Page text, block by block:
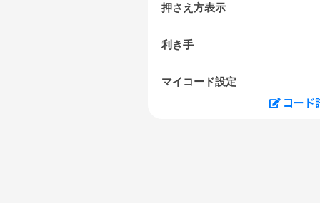
押さえ方表示
利き手
マイコード設定
コード